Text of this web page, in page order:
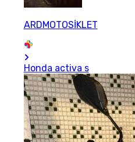
ARDMOTOSİKLET
Honda activa s